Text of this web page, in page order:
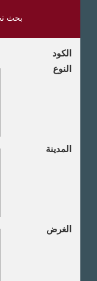
بحث
الكود
النوع
المدينة
الغرض